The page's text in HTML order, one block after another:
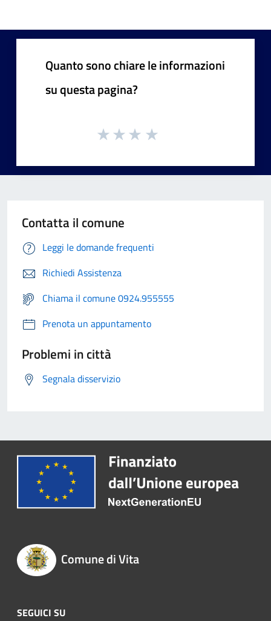
Quanto sono chiare le informazioni
su questa pagina?
Contatta il comune
Leggi le domande frequenti
Richiedi Assistenza
Chiama il comune 0924.955555
Prenota un appuntamento
Problemi in città
Segnala disservizio
Comune di Vita
SEGUICI SU